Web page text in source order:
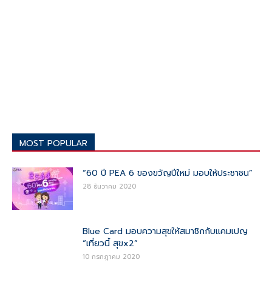
MOST POPULAR
“60 ปี PEA 6 ของขวัญปีใหม่ มอบให้ประชาชน”
28 ธันวาคม 2020
Blue Card มอบความสุขให้สมาชิกกับแคมเปญ
“เที่ยวนี้ สุขx2”
10 กรกฎาคม 2020